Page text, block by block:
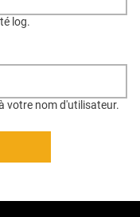
log.
votre nom d'utilisateur.